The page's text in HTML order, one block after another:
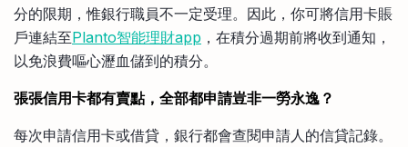
分的限期，惟銀行職員不一定受理。因此，你可將信用卡賬
戶連結至Planto智能理財app ，在積分過期前將收到通知，
以免浪費嘔心瀝血儲到的積分。
張張信用卡都有賣點，全部都申請豈非一勞永逸？
每次申請信用卡或借貸，銀行都會查閱申請人的信貸記錄。